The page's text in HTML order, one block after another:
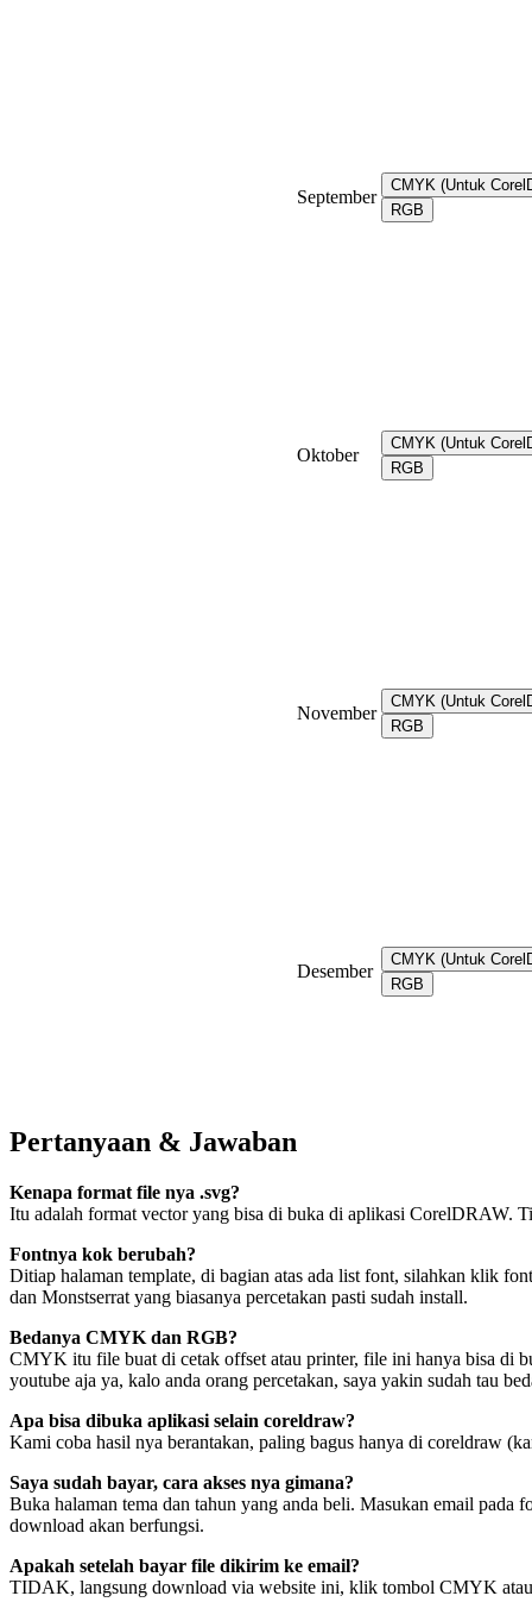
September
CMYK (Untuk
RGB
Oktober
CMYK (Untuk
RGB
November
CMYK (Untuk
RGB
Desember
CMYK (Untuk
RGB
Pertanyaan & Jawaban
Kenapa format file nya .svg?
Itu adalah format vector yang bisa di buka di aplikasi CorelDRAW.
Fontnya kok berubah?
Ditiap halaman template, di bagian atas ada list font, silahkan klik
dan Monstserrat yang biasanya percetakan pasti sudah install.
Bedanya CMYK dan RGB?
CMYK itu file buat di cetak offset atau printer, file ini hanya bisa di
youtube aja ya, kalo anda orang percetakan, saya yakin sudah tau
Apa bisa dibuka aplikasi selain coreldraw?
Kami coba hasil nya berantakan, paling bagus hanya di coreldraw
Saya sudah bayar, cara akses nya gimana?
Buka halaman tema dan tahun yang anda beli. Masukan email
download akan berfungsi.
Apakah setelah bayar file dikirim ke email?
TIDAK, langsung download via website ini, klik tombol CMYK